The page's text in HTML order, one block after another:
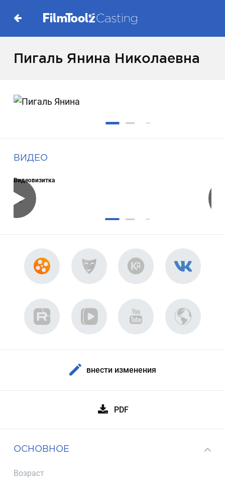
Пигаль Янина Николаевна
ВИДЕО
Видеовизитка
внести изменения
PDF
ОСНОВНОЕ
Возраст